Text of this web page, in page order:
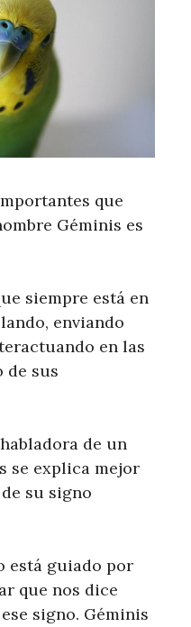
que
Géminis es
siempre está en
enviando
en las
de sus
de un
se explica mejor
su signo
está guiado por
que nos dice
signo. Géminis